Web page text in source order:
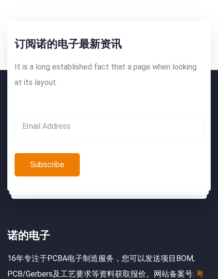
订阅诺的电子最新资讯
It is a long established fact that a page when looking
at its layout.
诺的电子
16年专注于PCBA电子制造服务，您可以发送项目BOM,
PCB/Gerbers及工艺要求等资料获取报价。网站备案号: 粤